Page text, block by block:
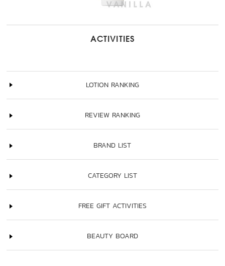
ACTIVITIES
LOTION RANKING
REVIEW RANKING
BRAND LIST
CATEGORY LIST
FREE GIFT ACTIVITIES
BEAUTY BOARD